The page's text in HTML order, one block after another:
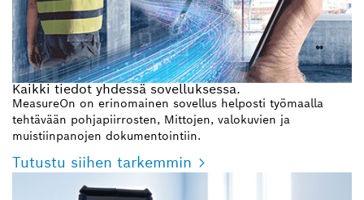
Kaikki tiedot yhdessä sovelluksessa.
MeasureOn on erinomainen sovellus helposti työmaalla
tehtävään pohjapiirrosten, Mittojen, valokuvien ja
muistiinpanojen dokumentointiin.
Tutustu siihen tarkemmin